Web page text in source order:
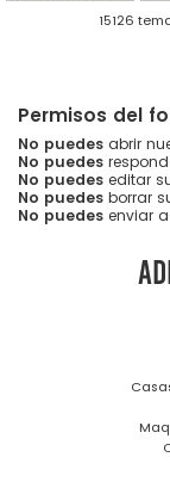
15126
Permisos del
No puedes abrir
No puedes
No puedes editar
No puedes borrar
No puedes enviar